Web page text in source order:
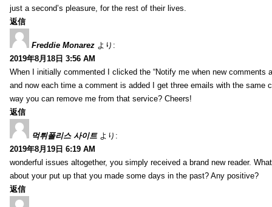
just a second’s pleasure, for the rest of their lives.
返信
Freddie Monarez より:
2019年8月18日 3:56 AM
When I initially commented I clicked the “Notify me when new comments
and now each time a comment is added I get three emails with the same
way you can remove me from that service? Cheers!
返信
먹튀폴리스 사이트 より:
2019年8月19日 6:19 AM
wonderful issues altogether, you simply received a brand new reader.
about your put up that you made some days in the past? Any positive?
返信